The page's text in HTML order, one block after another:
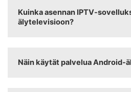
Kuinka asennan IPTV-
älytelevisioon?
Näin käytät palvelua Android-